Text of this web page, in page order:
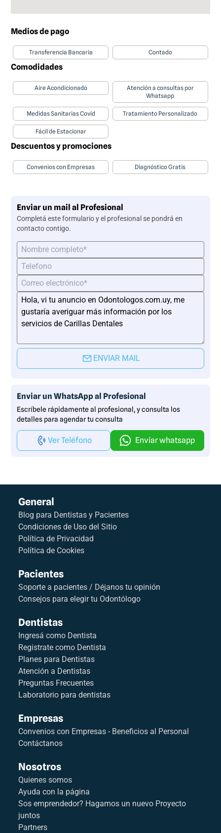
Medios de pago
Transferencia Bancaria Contado
Comodidades
Aire Acondicionado
Atención a consultas por
Whatsapp
Medidas Sanitarias Covid Tratamiento Personalizado
Fácil de Estacionar
Descuentos y promociones
Convenios con Empresas Diagnóstico Gratis
Enviar un mail al Profesional
Completá este formulario y el profesional se pondrá en
contacto contigo.
ENVIAR MAIL
Enviar un WhatsApp al Profesional
Escríbele rápidamente al profesional, y consulta los
detalles para agendar tu consulta
Ver Teléfono Enviar whatsapp
General
Blog para Dentistas y Pacientes
Condiciones de Uso del Sitio
Política de Privacidad
Política de Cookies
Pacientes
Soporte a pacientes / Déjanos tu opinión
Consejos para elegir tu Odontólogo
Dentistas
Ingresá como Dentista
Registrate como Dentista
Planes para Dentistas
Atención a Dentistas
Preguntas Frecuentes
Laboratorio para dentistas
Empresas
Convenios con Empresas - Beneficios al Personal
Contáctanos
Nosotros
Quienes somos
Ayuda con la página
Sos emprendedor? Hagamos un nuevo Proyecto
juntos
Partners